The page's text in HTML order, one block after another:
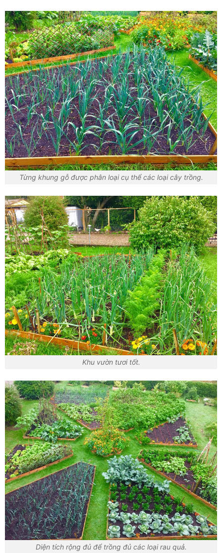
Từng khung gỗ được phân loại cụ thể các loại cây trồng.
Khu vườn tươi tốt.
Diện tích rộng đủ để trồng đủ các loại rau quả.